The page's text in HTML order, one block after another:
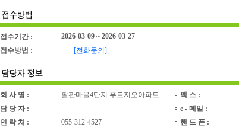
접수기간 :
2026-03-09 ~ 2026-03-27
접수방법 :
[전화문의]
회 사 명 : 팔판마을4단지 푸르지오아파트 팩 스 :
담 당 자 :
e - 메일 :
연 락 처 :
055-312-4527 핸 드 폰 :